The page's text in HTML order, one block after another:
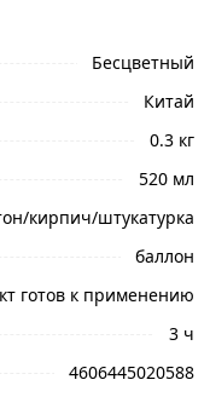
сделать
Бесцветный
Китай
0.3 кг
520 мл
кирпич/штукатурка
баллон
готов к применению
3 ч
4606445020588